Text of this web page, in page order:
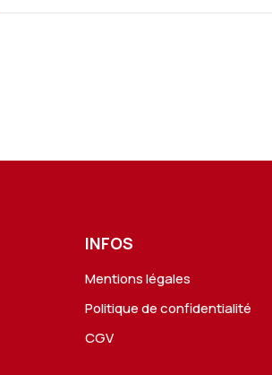
INFOS
Mentions légales
Politique de confidentialité
CGV